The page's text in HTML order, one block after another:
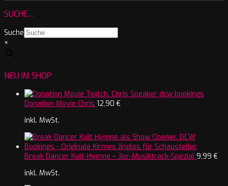
SUCHE…
Suche
×
NEU IM SHOP
Donation Movie Chris 12,90 €
inkl. MwSt.
Break Dancer Kult-Hymne – 3er-Musiktrack-Spezial 9,99 €
inkl. MwSt.